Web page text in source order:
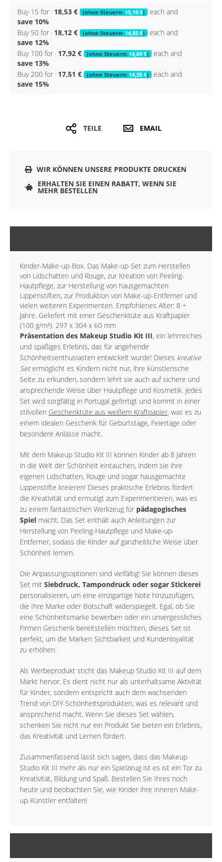
Buy 15 for 18,53 € 15,19 €
each and
save 10%
Buy 50 for 18,12 € 14,85 €
each and
save 12%
Buy 100 for 17,92 € 14,69 €
each and
save 13%
Buy 200 for 17,51 € 14,35 €
each and
save 15%
TEILE EMAIL
WIR KÖNNEN UNSERE PRODUKTE DRUCKEN
ERHALTEN SIE EINEN RABATT, WENN SIE
MEHR BESTELLEN
Kinder-Make-up-Box. Das Make-up-Set zum Herstellen
von Lidschatten und Rouge, zur Kreation von Peeling-
Hautpflege, zur Herstellung von hausgemachten
Lippenstiften, zur Produktion von Make-up-Entferner und
vielen weiteren Experimenten. Empfohlenes Alter: 8 +
Jahre. Geliefert mit einer Geschenktüte aus Kraftpapier
(100 g/m²). 297 x 304 x 60 mm
Präsentation des Makeup Studio Kit III, ein lehrreiches
und spaßiges Erlebnis, das für angehende
Schönheitsenthusiasten entwickelt wurde! Dieses kreative
Setermöglicht es Kindern nicht nur, ihre künstlerische
Seite zu erkunden, sondern lehrt sie auch auf sichere und
ansprechende Weise über Hautpflege und Kosmetik. Jedes
Set wird sorgfältig in Portugal gefertigt und kommt in einer
stilvollen Geschenktüte aus weißem Kraftpapier, was es zu
einem idealen Geschenk für Geburtstage, Feiertage oder
besondere Anlässe macht.
Mit dem Makeup Studio Kit III können Kinder ab 8 Jahren
in die Welt der Schönheit eintauchen, indem sie ihre
eigenen Lidschatten, Rouge und sogar hausgemachte
Lippenstifte kreieren! Dieses praktische Erlebnis fördert
die Kreativität und ermutigt zum Experimentieren, was es
zu einem fantastischen Werkzeug für pädagogisches
Spiel macht. Das Set enthält auch Anleitungen zur
Herstellung von Peeling-Hautpflege und Make-up-
Entferner, sodass die Kinder auf ganzheitliche Weise über
Schönheit lernen.
Die Anpassungsoptionen sind vielfältig! Sie können dieses
Set mit Siebdruck, Tampondruck oder sogar Stickerei
personalisieren, um eine einzigartige Note hinzuzufügen,
die Ihre Marke oder Botschaft widerspiegelt. Egal, ob Sie
eine Schönheitsmarke bewerben oder ein unvergessliches
Firmen Geschenk bereitstellen möchten, dieses Set ist
perfekt, um die Marken Sichtbarkeit und Kundenloyalität
zu erhöhen.
Als Werbeprodukt sticht das Makeup Studio Kit III auf dem
Markt hervor. Es dient nicht nur als unterhaltsame Aktivität
für Kinder, sondern entspricht auch dem wachsenden
Trend von DIY-Schönheitsprodukten, was es relevant und
ansprechend macht. Wenn Sie dieses Set wählen,
schenken Sie nicht nur ein Produkt Sie bieten ein Erlebnis,
das Kreativität und Lernen fördert.
Zusammenfassend lässt sich sagen, dass das Makeup
Studio Kit III mehr als nur ein Spielzeug ist es ist ein Tor zu
Kreativität, Bildung und Spaß. Bestellen Sie Ihres noch
heute und beobachten Sie, wie Kinder ihre inneren Make-
up-Künstler entfalten!